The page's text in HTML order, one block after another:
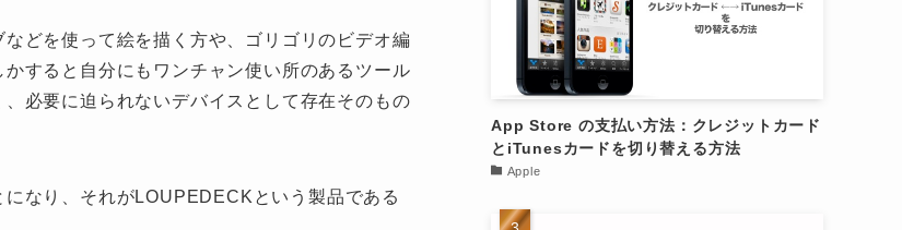
どを使って絵を描く方や、ゴリゴリのビデオ編
すると自分にもワンチャン使い所のあるツール
必要に迫られないデバイスとして存在そのもの
なり、それがLOUPEDECKという製品である
App Store の支払い方法：クレジットカード
とiTunesカードを切り替える方法
Apple